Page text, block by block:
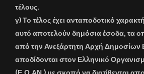
τέλους.
γ) Το τέλος έχει ανταποδοτικό
αυτό αποτελούν δημόσια έσοδα, τα
από την Ανεξάρτητη Αρχή
αποδίδονται στον Ελληνικό
(Ε.Ο.ΑΝ.) με σκοπό να διατίθενται